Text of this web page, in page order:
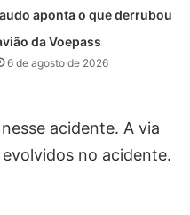
aponta o que derrubou
da Voepass
6 de agosto de 2026
acidente. A via
no acidente.